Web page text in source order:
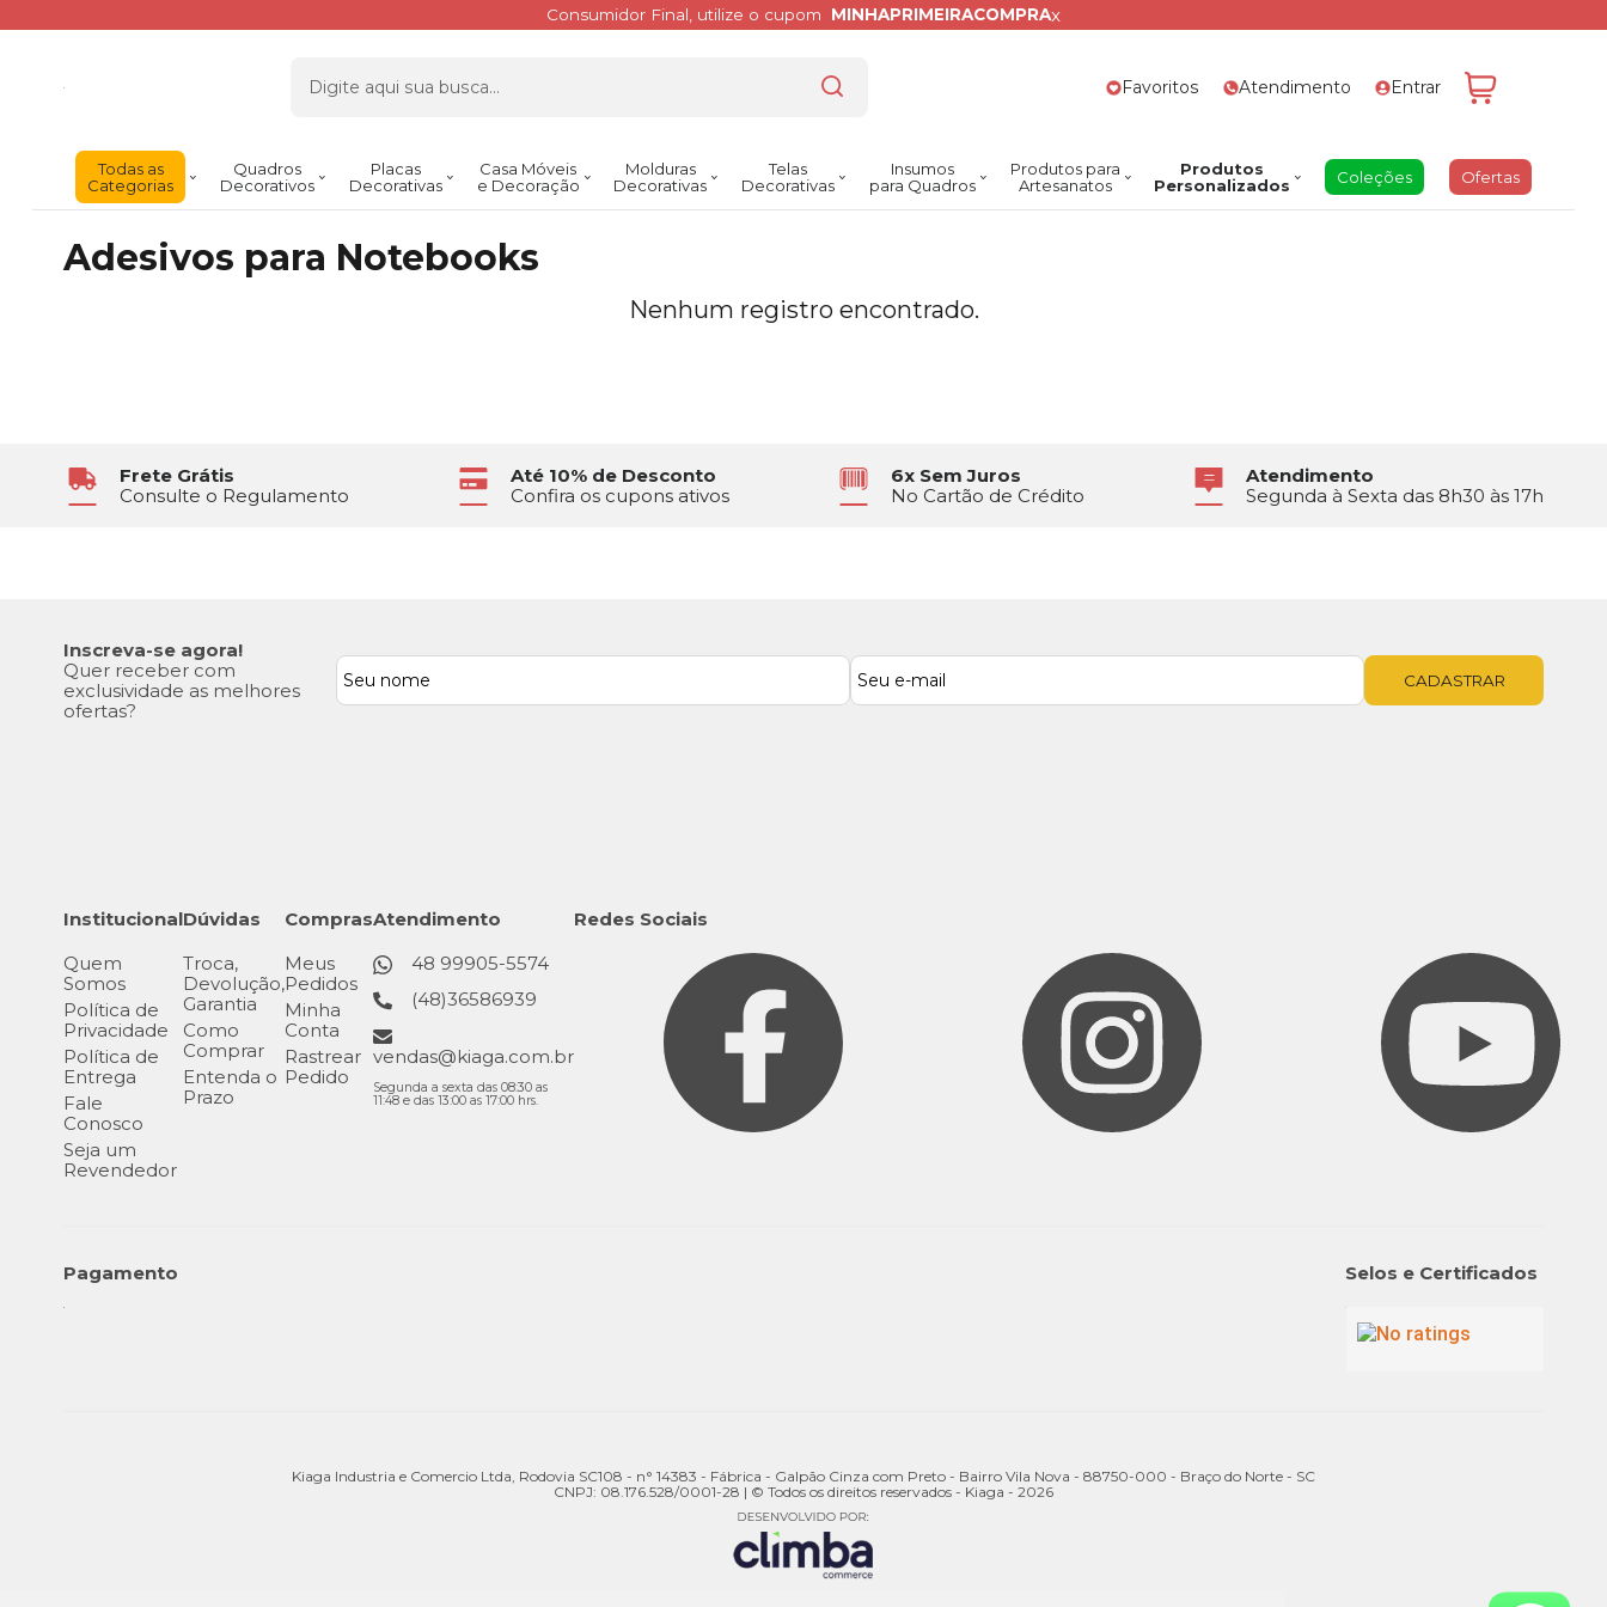
Consumidor Final, utilize o cupom MINHAPRIMEIRACOMPRAx
Favoritos Atendimento Entrar
Todas as
Categorias
Quadros
Decorativos
Placas
Decorativas
Casa Móveis
e Decoração
Molduras
Decorativas
Telas
Decorativas
Insumos
para Quadros
Produtos para
Artesanatos
Produtos
Personalizados
Coleções Ofertas
Adesivos para Notebooks
Nenhum registro encontrado.
Frete Grátis
Consulte o Regulamento
Até 10% de Desconto
Confira os cupons ativos
6x Sem Juros
No Cartão de Crédito
Atendimento
Segunda à Sexta das 8h30 às 17h
Inscreva-se agora!
Quer receber com
exclusividade as melhores
ofertas?
CADASTRAR
Institucional
Quem
Somos
Política de
Privacidade
Política de
Entrega
Fale
Conosco
Seja um
Revendedor
Dúvidas
Troca,
Devolução,
Garantia
Como
Comprar
Entenda o
Prazo
Compras
Meus
Pedidos
Minha
Conta
Rastrear
Pedido
Atendimento
48 99905-5574
(48)36586939
vendas@kiaga.com.br
Segunda a sexta das 08:30 as
11:48 e das 13:00 as 17:00 hrs.
Redes Sociais
Pagamento Selos e Certificados
Kiaga Industria e Comercio Ltda, Rodovia SC108 - n° 14383 - Fábrica - Galpão Cinza com Preto - Bairro Vila Nova - 88750-000 - Braço do Norte - SC
CNPJ: 08.176.528/0001-28 | © Todos os direitos reservados - Kiaga - 2026